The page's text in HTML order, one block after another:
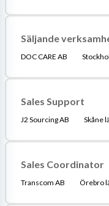
Säljande
DOC CARE AB
Sales Support
J2 Sourcing AB Skåne
Sales Coordinator
Transcom AB Örebro